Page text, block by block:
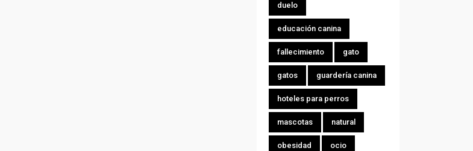
duelo
educación canina
fallecimiento gato
gatos guardería canina
hoteles para perros
mascotas natural
obesidad ocio